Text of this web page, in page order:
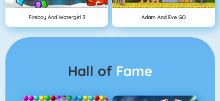
Fireboy And Watergirl 3 Adam And Eve GO
Hall of Fame